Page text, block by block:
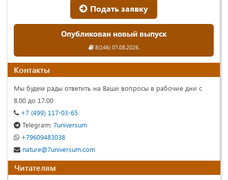
Подать заявку
Опубликован новый выпуск
8(146) 07.08.2026.
Контакты
Мы будем рады ответить на Ваши вопросы в рабочие дни с
8.00 до 17.00
+7 (499) 117-03-65
Telegram: 7universum
+79609483038
nature@7universum.com
Читателям